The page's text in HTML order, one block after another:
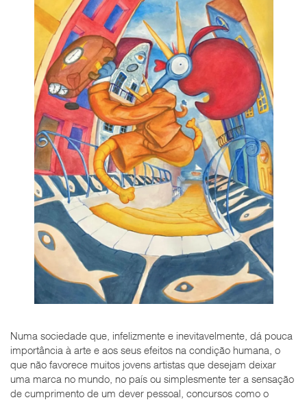
Numa sociedade que, infelizmente e inevitavelmente, dá pouca
importância à arte e aos seus efeitos na condição humana, o
que não favorece muitos jovens artistas que desejam deixar
uma marca no mundo, no país ou simplesmente ter a sensação
de cumprimento de um dever pessoal, concursos como o